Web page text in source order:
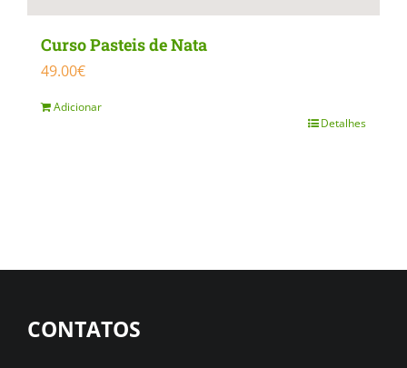
Curso Pasteis de Nata
49.00€
Adicionar
Detalhes
CONTATOS